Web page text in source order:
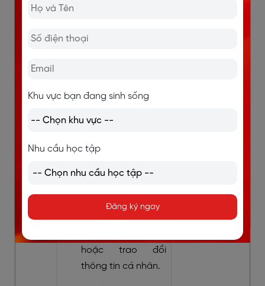
tiêu chí chấm điểm
15 từ vựng giao tiếp
sống như thuê nhà,
đặt lịch hẹn.
Ngày 6–7: Làm
quen Part 1 – hội
hoặc trao đổi
thông tin cá nhân.
Khu vực bạn đang sinh sống
Nhu cầu học tập
Đăng ký ngay